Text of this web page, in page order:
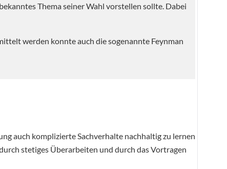
Thema seiner Wahl vorstellen sollte. Dabei
werden konnte auch die sogenannte Feynman
auch komplizierte Sachverhalte nachhaltig zu lernen
stetiges Überarbeiten und durch das Vortragen